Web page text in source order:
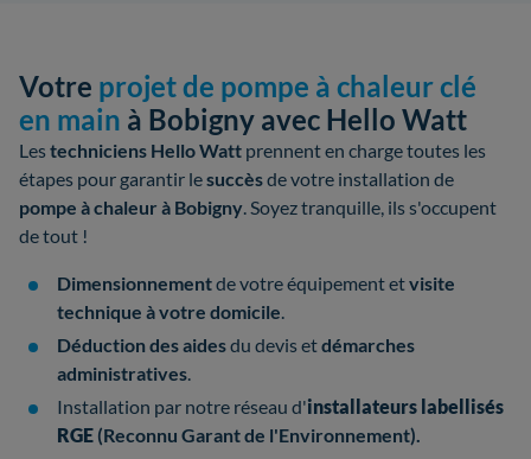
Votre projet de pompe à chaleur clé
en main à Bobigny avec Hello Watt
Lestechniciens Hello Watt prennent en charge toutes les
étapes pour garantir lesuccèsde votre installation de
pompe à chaleur à Bobigny. Soyez tranquille, ils s'occupent
de tout !
Dimensionnementde votre équipement etvisite
technique à votre domicile.
Déduction des aidesdu devis etdémarches
administratives.
Installation par notre réseau d'installateurs labellisés
RGE (Reconnu Garant de l'Environnement).